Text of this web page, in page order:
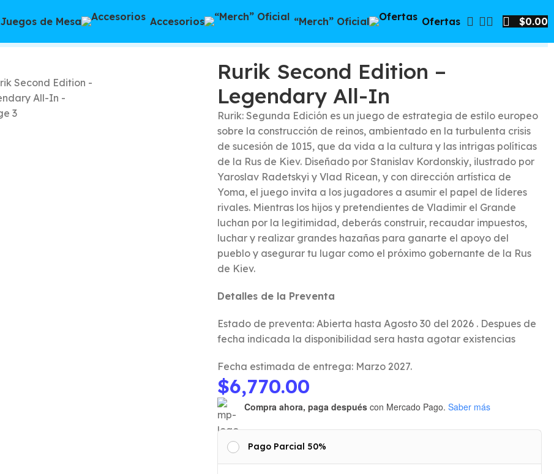
Juegos de Mesa Accesorios “Merch” Oficial Ofertas $0.00
Rurik Second Edition –
Legendary All-In
Rurik: Segunda Edición es un juego de estrategia de estilo europeo
sobre la construcción de reinos, ambientado en la turbulenta crisis
de sucesión de 1015, que da vida a la cultura y las intrigas políticas
de la Rus de Kiev. Diseñado por Stanislav Kordonskiy, ilustrado por
Yaroslav Radetskyi y Vlad Ricean, y con dirección artística de
Yoma, el juego invita a los jugadores a asumir el papel de líderes
rivales. Mientras los hijos y pretendientes de Vladimir el Grande
luchan por la legitimidad, deberás construir, recaudar impuestos,
luchar y realizar grandes hazañas para ganarte el apoyo del
pueblo y asegurar tu lugar como el próximo gobernante de la Rus
de Kiev.
Detalles de la Preventa
Estado de preventa: Abierta hasta Agosto 30 del 2026 . Despues de
fecha indicada la disponibilidad sera hasta agotar existencias
Fecha estimada de entrega: Marzo 2027.
$6,770.00
Compra ahora, paga después con Mercado Pago. Saber más
Pago Parcial 50%